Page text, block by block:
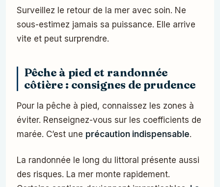
Surveillez le retour de la mer avec soin. Ne
sous-estimez jamais sa puissance. Elle arrive
vite et peut surprendre.
Pêche à pied et randonnée
côtière : consignes de prudence
Pour la pêche à pied, connaissez les zones à
éviter. Renseignez-vous sur les coefficients de
marée. C’est une précaution indispensable.
La randonnée le long du littoral présente aussi
des risques. La mer monte rapidement.